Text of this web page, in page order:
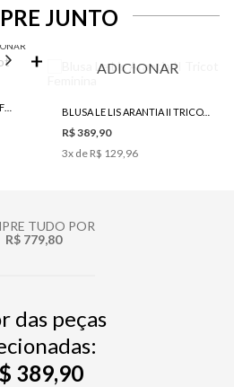
JUNTO
M G
ADICIONAR
BLUSA LE LIS ARANTIA II TRICOT FEMININA
R$ 389,90
3x de R$ 129,96
TUDO POR
R$ 779,80
das peças
389,90